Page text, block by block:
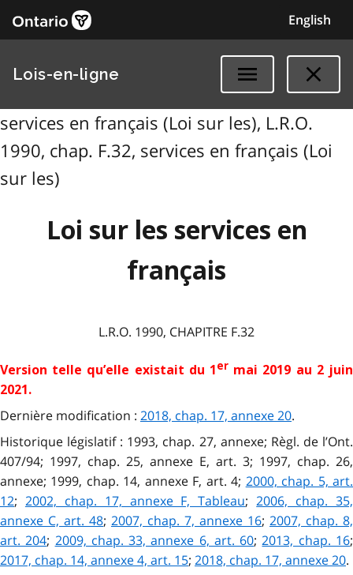
English
Lois-en-ligne
services en français (Loi sur les), L.R.O.
1990, chap. F.32, services en français (Loi
sur les)
Loi sur les services en
français
L.R.O. 1990, CHAPITRE F.32
Version telle qu’elle existait du 1 er mai 2019 au 2 juin
2021 .
Dernière modification : 2018, chap. 17, annexe 20.
Historique législatif : 1993, chap. 27, annexe; Règl. de l’Ont.
407/94; 1997, chap. 25, annexe E, art. 3; 1997, chap. 26,
annexe; 1999, chap. 14, annexe F, art. 4; 2000, chap. 5, art.
12; 2002, chap. 17, annexe F, Tableau;2006, chap. 35,
annexe C, art. 48; 2007, chap. 7, annexe 16; 2007, chap. 8,
art. 204; 2009, chap. 33, annexe 6, art. 60;2013, chap. 16;
2017, chap. 14, annexe 4, art. 15; 2018, chap. 17, annexe 20.